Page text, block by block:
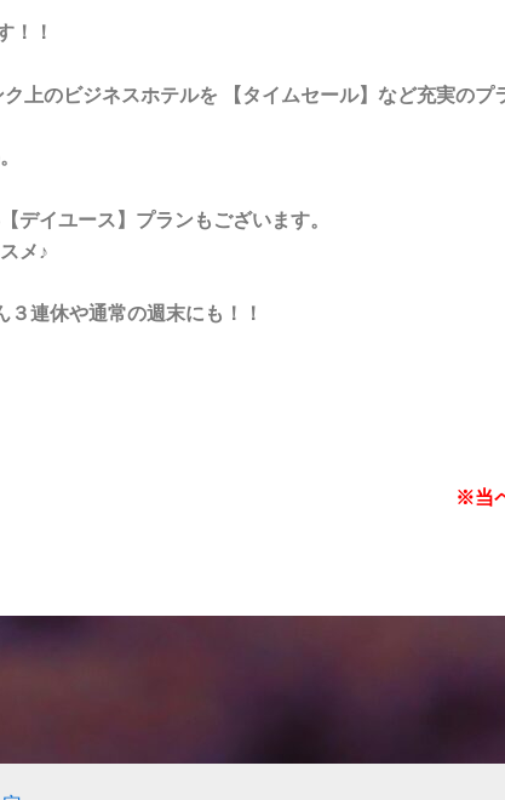
！！
上のビジネスホテルを 【タイムセール】など充実のプ
デイユース】プランもございます。
メ♪
連休や通常の週末にも！！
※当